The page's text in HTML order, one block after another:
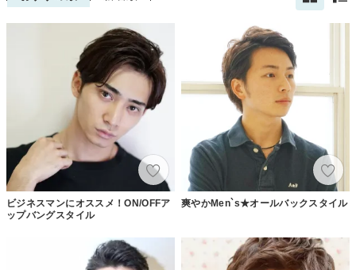
ビジネスマンにオススメ！ON/OFFア
ップバングスタイル
爽やかMen`s★オールバックスタイル